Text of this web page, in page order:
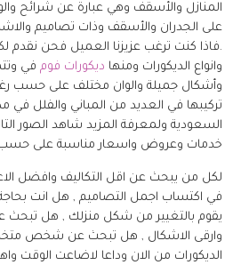
المنازل والأسقف وهي عبارة عن شرائح
على الجدران والأسقف وذات تصاميم
.فاذا كنت ترغب عزيزنا العميل فحن نقدم
وانواع الديكورات ومنها ديكورات فوم في
وأشكال جميلة والوان مختلف على حسب
تركيبها في العديد من المباني والفلل في
السعودية ولمعرفة المزيد شاهد الصور
خدمات وعروض واسعار مناسبة على
لكل من يبحث عن اقل التكاليف وافضل
في اكتساب اجمل التصاميم , هل انت
يقوم بالتغيير من شكل منزلك , هل تبحث
وارقى الاشكال , هل تبحث عن شخص
الديكورات من الان وداعا لاضاعت الوقت